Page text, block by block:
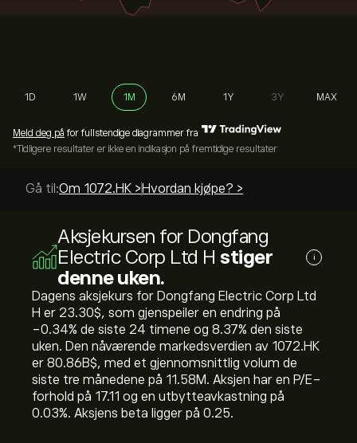
1D 1W 1M 6M 1Y 3Y MAX
Meld deg på for fullstendige diagrammer fra
*Tidligere resultater er ikke en indikasjon på fremtidige resultater
Gå til:Om 1072.HK > Hvordan kjøpe? >
Aksjekursen for Dongfang
Electric Corp Ltd H stiger
denne uken.
i
Dagens aksjekurs for Dongfang Electric Corp Ltd
H er 23.30‎$‎, som gjenspeiler en endring på
‎-0.34‎% de siste 24 timene og ‎8.37‎% den siste
uken. Den nåværende markedsverdien av 1072.HK
er 80.86B‎$‎, med et gjennomsnittlig volum de
siste tre månedene på 11.58M. Aksjen har en P/E-
forhold på 17.11 og en utbytteavkastning på
0.03%. Aksjens beta ligger på 0.25.